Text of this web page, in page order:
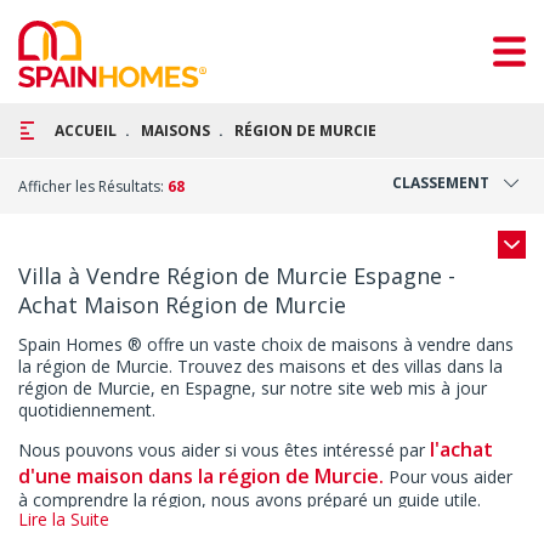
ACCUEIL MAISONS RÉGION DE MURCIE
CLASSEMENT
Afficher les Résultats: 68
Villa à Vendre Région de Murcie Espagne -
Achat Maison Région de Murcie
Spain Homes ® offre un vaste choix de maisons à vendre dans
la région de Murcie. Trouvez des maisons et des villas dans la
région de Murcie, en Espagne, sur notre site web mis à jour
quotidiennement.
Nous pouvons vous aider si vous êtes intéressé par l'achat
d'une maison dans la région de Murcie. Pour vous aider
à comprendre la région, nous avons préparé un guide utile.
Lire la Suite